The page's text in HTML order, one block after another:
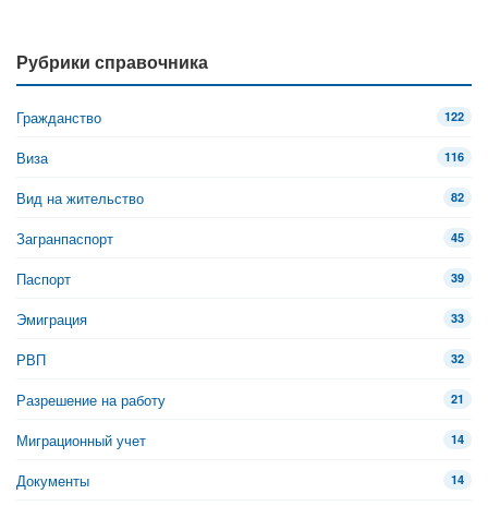
Рубрики справочника
Гражданство 122
Виза 116
Вид на жительство 82
Загранпаспорт 45
Паспорт 39
Эмиграция 33
РВП 32
Разрешение на работу 21
Миграционный учет 14
Документы 14